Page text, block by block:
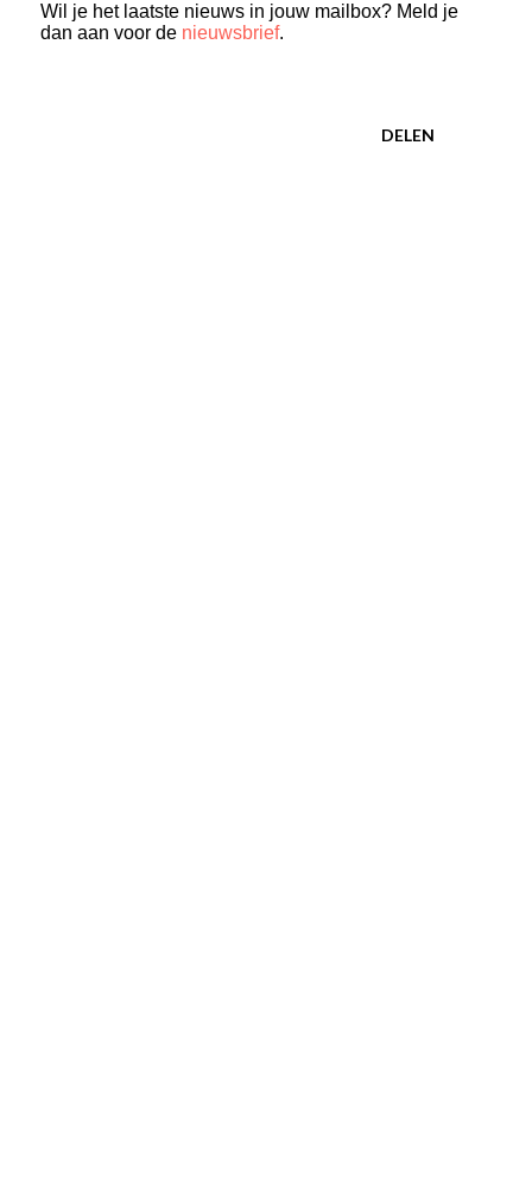
Wil je het laatste nieuws in jouw mailbox? Meld je
dan aan voor de nieuwsbrief.
DELEN